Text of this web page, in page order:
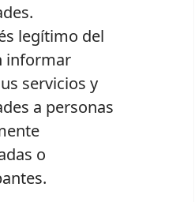
legítimo del
informar
servicios y
a personas
o